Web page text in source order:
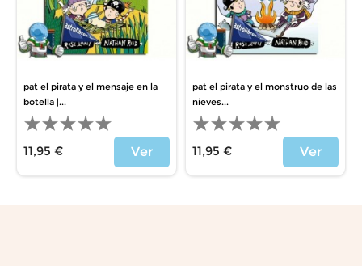
pat el pirata y el mensaje en la
botella |...
11,95 €
Ver
pat el pirata y el monstruo de las
nieves...
11,95 €
Ver